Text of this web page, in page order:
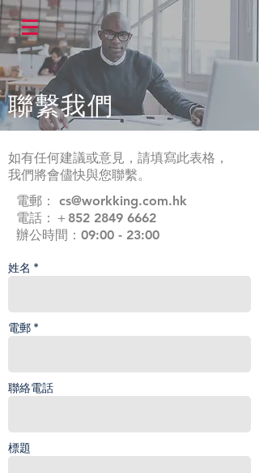
聯繫我們
如有任何建議或意見，請填寫此表格，
我們將會儘快與您聯繫。
電郵： cs@workking.com.hk
​電話：＋852 2849 6662
辦公時間：09:00 - 23:00
姓名 *
電郵 *
聯絡電話
標題